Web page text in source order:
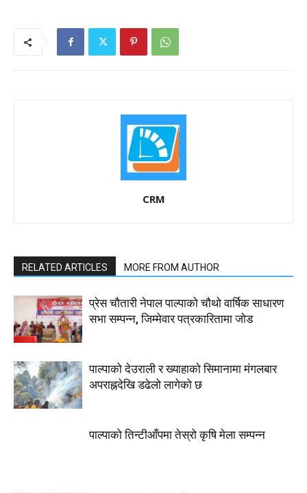
CRM
RELATED ARTICLES MORE FROM AUTHOR
प्रेस चौतारी नेपाल पाल्पाको चौथो वार्षिक साधारण
सभा सम्पन्न, जिम्मेवार पत्रकारितामा जोड
पाल्पाको देउराली र ख्याहाको सिमानामा मंगलबार
अपराह्नदेखि डढेलो लागेको छ
पाल्पाको तिन्टीआँपमा तेस्रो कृषि मेला सम्पन्न